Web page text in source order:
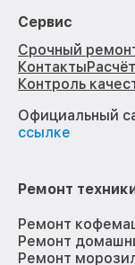
Сервис
Срочный
Контакты
Контроль
Официальный
ссылке
Ремонт
Ремонт
Ремонт
Ремонт